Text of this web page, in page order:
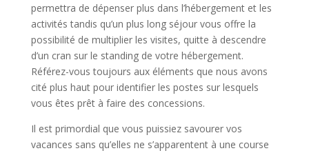
permettra de dépenser plus dans l’hébergement et les
activités tandis qu’un plus long séjour vous offre la
possibilité de multiplier les visites, quitte à descendre
d’un cran sur le standing de votre hébergement.
Référez-vous toujours aux éléments que nous avons
cité plus haut pour identifier les postes sur lesquels
vous êtes prêt à faire des concessions.
Il est primordial que vous puissiez savourer vos
vacances sans qu’elles ne s’apparentent à une course